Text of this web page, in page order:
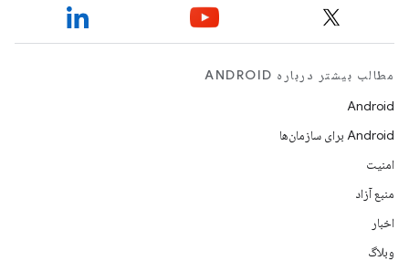
مطالب بیشتر درباره ANDROID
Android
Android برای سازمان‌ها
امنیت
منبع آزاد
اخبار
وبلاگ